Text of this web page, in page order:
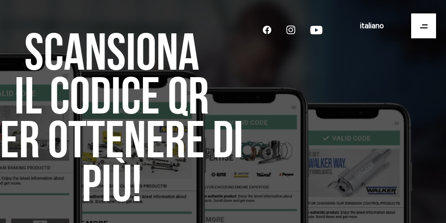
italiano
SCANSIONA
IL CODICE QR
OTTENERE DI
PIÙ!